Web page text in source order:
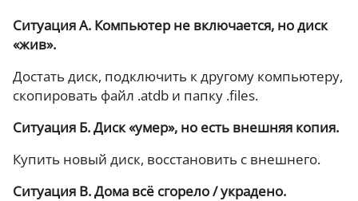
Ситуация А. Компьютер не включается, но диск
«жив».
Достать диск, подключить к другому компьютеру,
скопировать файл .atdb и папку .files.
Ситуация Б. Диск «умер», но есть внешняя копия.
Купить новый диск, восстановить с внешнего.
Ситуация В. Дома всё сгорело / украдено.